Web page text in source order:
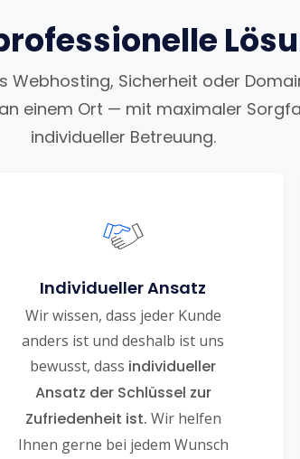
Webhosting, Sicherheit oder
einem Ort — mit maximaler
individueller Betreuung.
Individueller Ansatz
Wir wissen, dass jeder Kunde
anders ist und deshalb ist uns
bewusst, dass individueller
Ansatz der Schlüssel zur
Zufriedenheit ist. Wir helfen
Ihnen gerne bei jedem Wunsch